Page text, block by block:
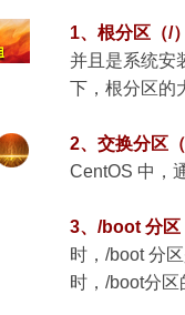
1、根分区（/）
并且是系统安
下，根分区的
2、交换分区
CentOS 中，
3、/boot 分区
时，/boot 分
时，/boot分区